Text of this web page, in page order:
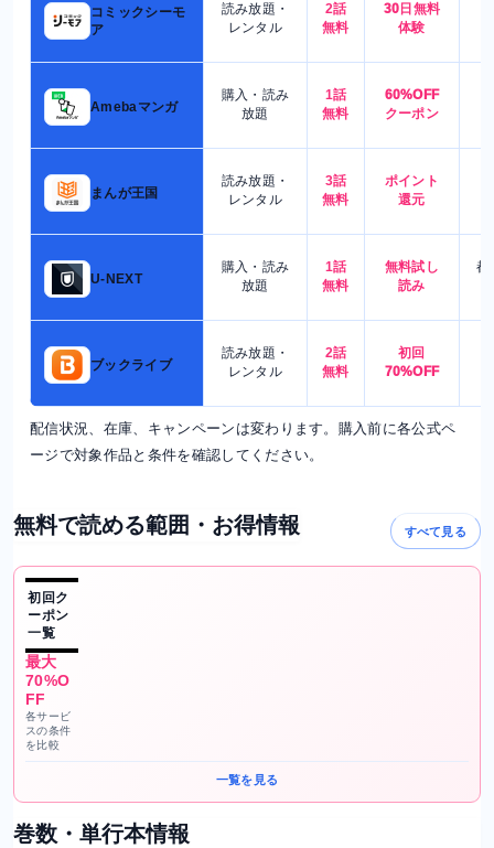
コミックシーモ
ア
読み放題・
レンタル
2話
無料
30日無料
体験
Amebaマンガ
購入・読み
放題
1話
無料
60%OFF
クーポン
まんが王国
読み放題・
レンタル
3話
無料
ポイント
還元
U-NEXT
購入・読み
放題
1話
無料
無料試し
読み
都
ブックライブ
読み放題・
レンタル
2話
無料
初回
70%OFF
配信状況、在庫、キャンペーンは変わります。購入前に各公式ペ
ージで対象作品と条件を確認してください。
無料で読める範囲・お得情報 すべて見る
初回ク
ーポン
一覧
最大
70%O
FF
各サービ
スの条件
を比較
一覧を見る
巻数・単行本情報